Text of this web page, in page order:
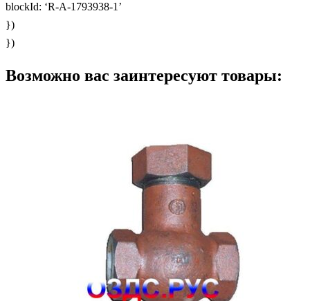
blockId: ‘R-A-1793938-1’
})
})
Возможно вас заинтересуют товары: